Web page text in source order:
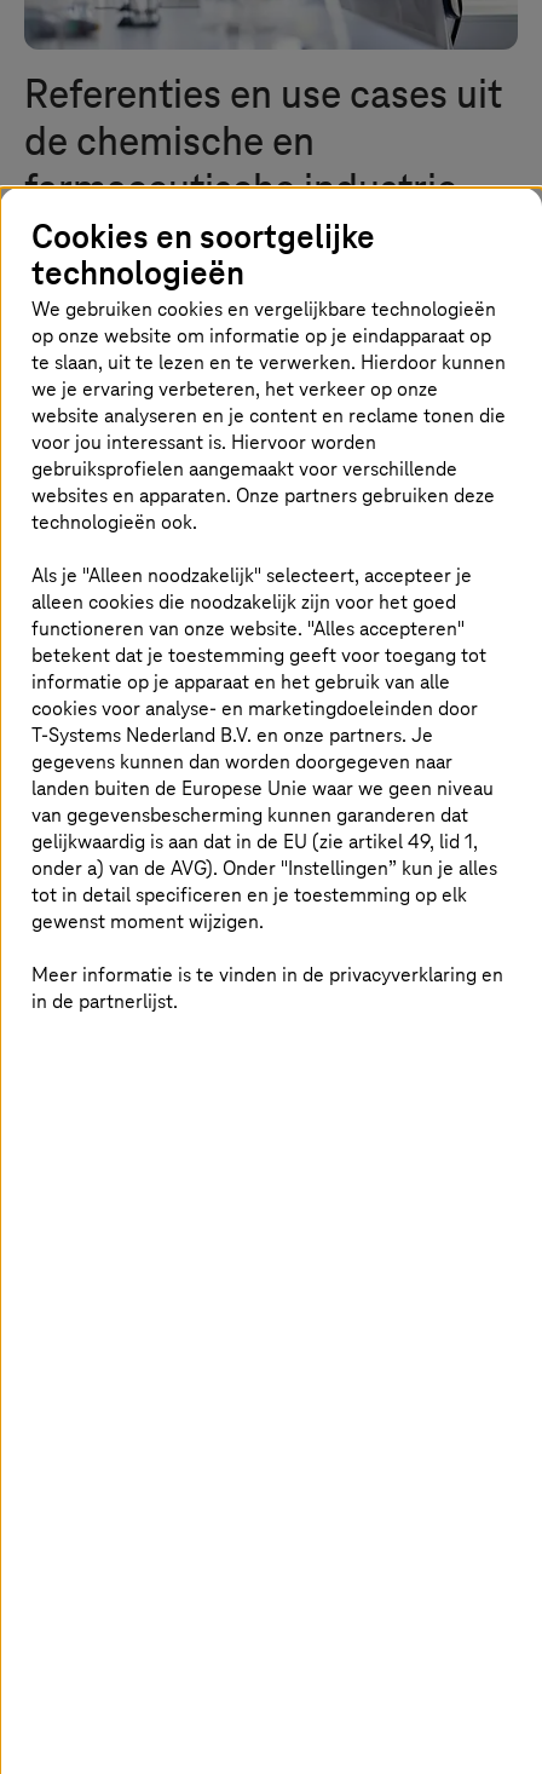
Referenties en use cases uit
de chemische en
farmaceutische industrie
Laat je inspireren door de succesvolle
digitaliseringsprojecten van onze klanten
Startpagina
Industrieën
Chemische en farmaceutische industrie
Referenties
Onze klanten boeken successen
Ontdek hoe bedrijven in de chemische en
farmaceutische sector onze oplossingen
gebruiken om hun flexibiliteit, productiviteit,
efficiëntie en kwaliteit te verbeteren.
Een selectie van actuele referenties
Cookies en soortgelijke
technologieën
We gebruiken cookies en vergelijkbare technologieën
op onze website om informatie op je eindapparaat op
te slaan, uit te lezen en te verwerken. Hierdoor kunnen
we je ervaring verbeteren, het verkeer op onze
website analyseren en je content en reclame tonen die
voor jou interessant is. Hiervoor worden
gebruiksprofielen aangemaakt voor verschillende
websites en apparaten. Onze partners gebruiken deze
technologieën ook.
Als je "Alleen noodzakelijk" selecteert, accepteer je
alleen cookies die noodzakelijk zijn voor het goed
functioneren van onze website. "Alles accepteren"
betekent dat je toestemming geeft voor toegang tot
informatie op je apparaat en het gebruik van alle
cookies voor analyse- en marketingdoeleinden door
T-Systems Nederland B.V. en onze partners. Je
gegevens kunnen dan worden doorgegeven naar
landen buiten de Europese Unie waar we geen niveau
van gegevensbescherming kunnen garanderen dat
gelijkwaardig is aan dat in de EU (zie artikel 49, lid 1,
onder a) van de AVG). Onder "Instellingen” kun je alles
tot in detail specificeren en je toestemming op elk
gewenst moment wijzigen.
Meer informatie is te vinden in de privacyverklaring en
in de partnerlijst.